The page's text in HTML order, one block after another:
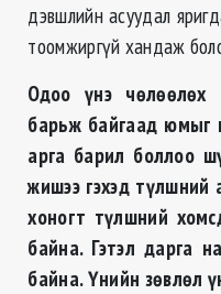
дэвшлийн асуудал
тоомжиргүй хандаж
Одоо үнэ чөлөөлөх
барьж байгаад юмыг
арга барил боллоо
жишээ гэхэд түлшний
хоногт түлшний
байна. Гэтэл дарга
байна. Үнийн зөвлөл